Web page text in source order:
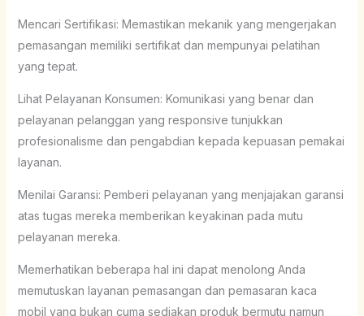
Mencari Sertifikasi: Memastikan mekanik yang mengerjakan
pemasangan memiliki sertifikat dan mempunyai pelatihan
yang tepat.
Lihat Pelayanan Konsumen: Komunikasi yang benar dan
pelayanan pelanggan yang responsive tunjukkan
profesionalisme dan pengabdian kepada kepuasan pemakai
layanan.
Menilai Garansi: Pemberi pelayanan yang menjajakan garansi
atas tugas mereka memberikan keyakinan pada mutu
pelayanan mereka.
Memerhatikan beberapa hal ini dapat menolong Anda
memutuskan layanan pemasangan dan pemasaran kaca
mobil yang bukan cuma sediakan produk bermutu namun